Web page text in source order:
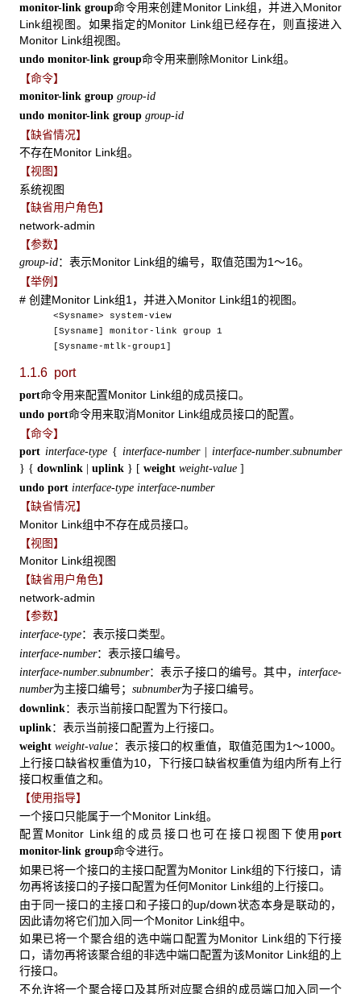
monitor-link group命令用来创建Monitor Link组，并进入Monitor
Link组视图。如果指定的Monitor Link组已经存在，则直接进入
Monitor Link组视图。
undo monitor-link group命令用来删除Monitor Link组。
【命令】
monitor-link group group-id
undo monitor-link group group-id
【缺省情况】
不存在Monitor Link组。
【视图】
系统视图
【缺省用户角色】
network-admin
【参数】
group-id：表示Monitor Link组的编号，取值范围为1～16。
【举例】
# 创建Monitor Link组1，并进入Monitor Link组1的视图。
<Sysname> system-view
[Sysname] monitor-link group 1
[Sysname-mtlk-group1]
1.1.6 port
port命令用来配置Monitor Link组的成员接口。
undo port命令用来取消Monitor Link组成员接口的配置。
【命令】
port interface-type { interface-number interface-number. subnumber
} { downlink uplink } [ weight weight-value ]
undo port interface-type interface-number
【缺省情况】
Monitor Link组中不存在成员接口。
【视图】
Monitor Link组视图
【缺省用户角色】
network-admin
【参数】
interface-type：表示接口类型。
interface-number：表示接口编号。
interface-number.subnumber：表示子接口的编号。其中， interface-
number为主接口编号； subnumber为子接口编号。
downlink：表示当前接口配置为下行接口。
uplink：表示当前接口配置为上行接口。
weight weight-value ：表示接口的权重值，取值范围为1～1000。
上行接口缺省权重值为10，下行接口缺省权重值为组内所有上行
接口权重值之和。
【使用指导】
一个接口只能属于一个Monitor Link组。
配置Monitor Link组的成员接口也可在接口视图下使用 port
monitor-link group命令进行。
如果已将一个接口的主接口配置为Monitor Link组的下行接口，请
勿再将该接口的子接口配置为任何Monitor Link组的上行接口。
由于同一接口的主接口和子接口的up/down状态本身是联动的，
因此请勿将它们加入同一个Monitor Link组中。
如果已将一个聚合组的选中端口配置为Monitor Link组的下行接
口，请勿再将该聚合组的非选中端口配置为该Monitor Link组的上
行接口。
不允许将一个聚合接口及其所对应聚合组的成员端口加入同一个